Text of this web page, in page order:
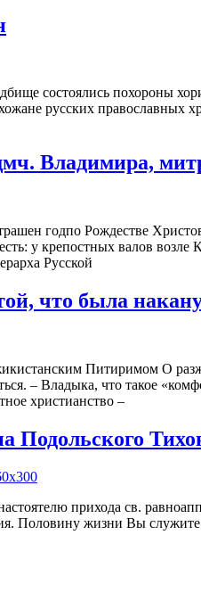
состоялись похороны
русских православных
Владимира,
годпо Рождестве
у крепостных валов
Русской
что была
Питиримом О
– Владыка, что такое
христианство –
Подольского
прихода св.
Половину жизни Вы